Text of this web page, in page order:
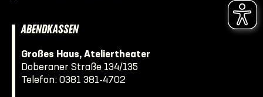
ABENDKASSEN
Großes Haus, Ateliertheater
Doberaner Straße 134/135
Telefon: 0381 381-4702